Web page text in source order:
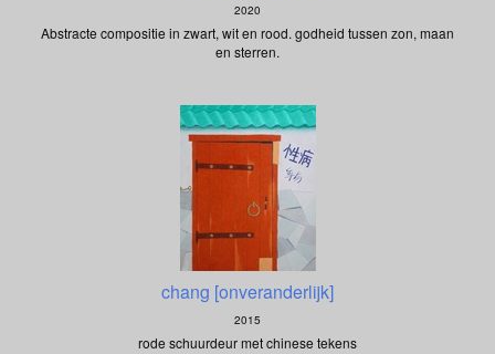
2020
Abstracte compositie in zwart, wit en rood. godheid tussen zon, maan
en sterren.
chang [onveranderlijk]
2015
rode schuurdeur met chinese tekens